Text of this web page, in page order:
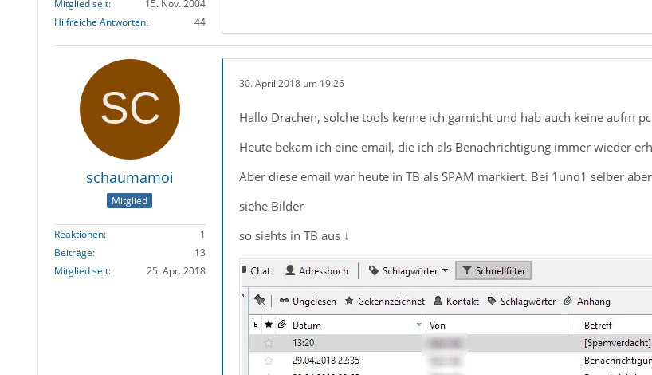
Mitglied seit
15. Nov. 2004
Hilfreiche Antworten
44
schaumamoi
Mitglied
Reaktionen
1
Beiträge
13
Mitglied seit
25. Apr. 2018
30. April 2018 um 19:26
Hallo Drachen, solche tools kenne ich garnicht und hab auch keine aufm
Heute bekam ich eine email, die ich als Benachrichtigung immer wieder
Aber diese email war heute in TB als SPAM markiert. Bei 1und1 selber
siehe Bilder
so siehts in TB aus ↓